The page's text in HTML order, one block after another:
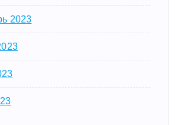
2023